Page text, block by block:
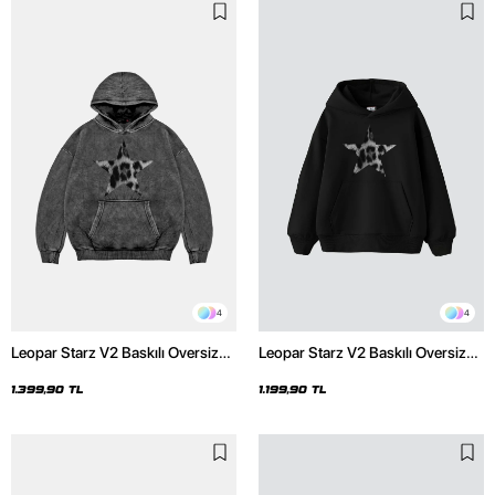
4
Leopar Starz V2 Baskılı Oversize
Hoodie
1.399,90 TL
4
Leopar Starz V2 Baskılı Oversize
1.199,90 TL